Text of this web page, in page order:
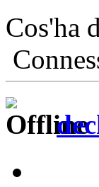
Cos'ha